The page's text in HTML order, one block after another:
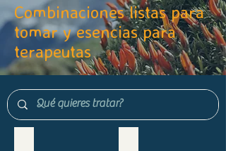
Combinaciones listas para
tomar y esencias para
terapeutas